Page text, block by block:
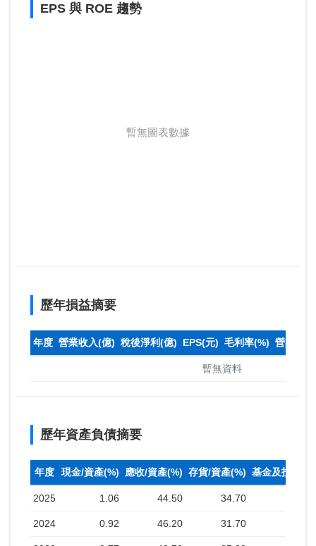
EPS 與 ROE 趨勢
暫無圖表數據
歷年損益摘要
年度 營業收入(億) 稅後淨利(億) EPS(元) 毛利率(%) 營業利
暫無資料
歷年資產負債摘要
年度 現金/資產(%) 應收/資產(%) 存貨/資產(%) 基金及投資(%)
2025 1.06 44.50 34.70
2024 0.92 46.20 31.70